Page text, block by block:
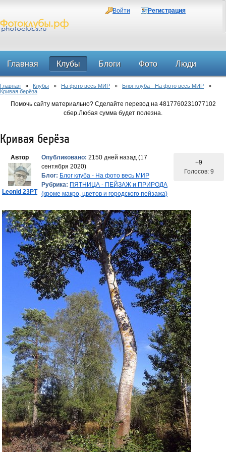
Войти Регистрация
Главная Клубы Блоги Фото Люди
Форум
Главная » Клубы » На фото весь МИР » Блог клуба - На фото весь МИР »
Кривая берёза
Помочь сайту материально? Сделайте перевод на 4817760231077102
сбер.Любая сумма будет полезна.
Кривая берёза
Автор
Leonid 23PT
Опубликовано: 2150 дней назад (17
сентября 2020)
Блог: Блог клуба - На фото весь МИР
Рубрика: ПЯТНИЦА - ПЕЙЗАЖ и ПРИРОДА
(кроме макро, цветов и городского пейзажа)
+9
Голосов: 9